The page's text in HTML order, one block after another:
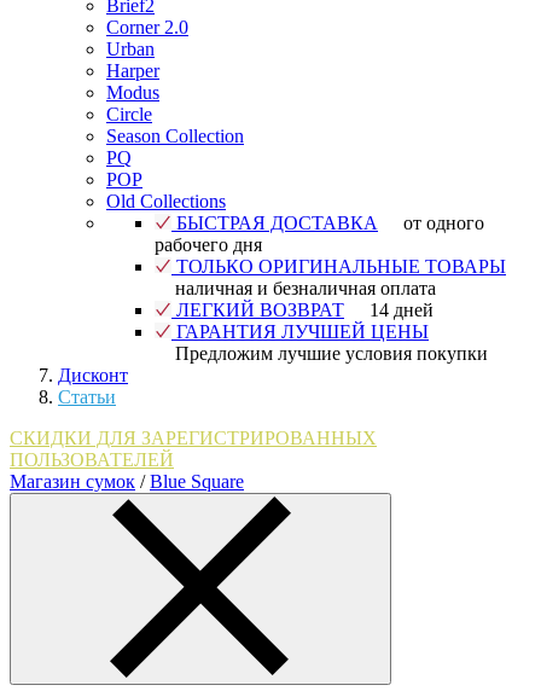
Brief2
Corner 2.0
Urban
Harper
Modus
Circle
Season Collection
PQ
POP
Old Collections
БЫСТРАЯ ДОСТАВКА
от одного
рабочего дня
ТОЛЬКО ОРИГИНАЛЬНЫЕ ТОВАРЫ
наличная и безналичная оплата
ЛЕГКИЙ ВОЗВРАТ
14 дней
ГАРАНТИЯ ЛУЧШЕЙ ЦЕНЫ
Предложим лучшие условия покупки
Дисконт
Статьи
СКИДКИ ДЛЯ ЗАРЕГИСТРИРОВАННЫХ
ПОЛЬЗОВАТЕЛЕЙ
Магазин сумок /Blue Square